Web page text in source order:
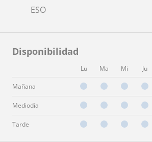
ESO
Disponibilidad
Lu Ma Mi Ju
Mañana
Mediodía
Tarde